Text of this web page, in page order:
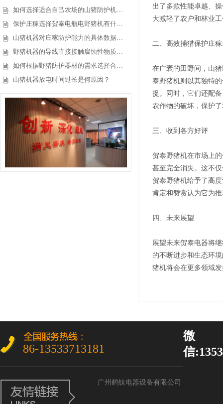
如何选择适合自己农场的山猪防护机…
保护庄稼选择贺泰电瓶电野猪机有什…
山猪机器对庄稼防护能力的具体数据…
野猪机器的导线直接接触腐蚀性物质…
如何根据野猪防护器材的需求选择合…
山猪机器放电时间过长是何原因？
出了多款性能卓越、
大减轻了农户和林业
二、高效捕猎保护庄
在广袤的田野间，山
泰野猪机则以其独特
捉。同时，它们还配
农作物的破坏，保护
三、收到各方好评
贺泰野猪机在市场上
甚至完全消失。这不
贺泰野猪机给予了高
肯定和赞赏认为它为
四、未来展望
展望未来贺泰电器将
的不断进步和生态环
猪机将会在更多领域
86-13533713181
微
信
广州鹤钛电器设备有限公司